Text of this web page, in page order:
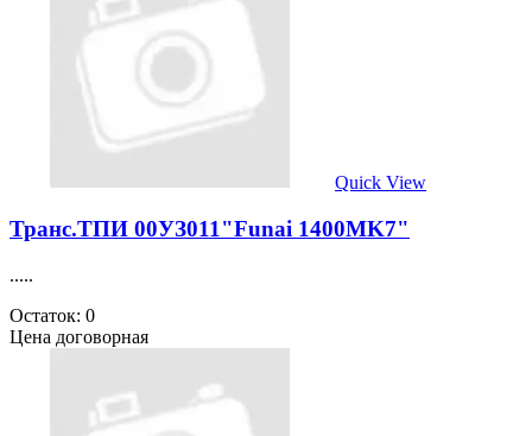
Quick View
Транс.ТПИ 00УЗ011"Funai 1400MK7"
.....
Остаток: 0
Цена договорная